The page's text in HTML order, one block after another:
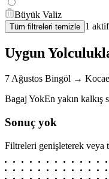
Büyük Valiz
Tüm filtreleri temizle 1 aktif
Uygun
7 Ağustos Bingöl →
Bagaj YokEn yakın kalkış
Sonuç yok
Filtreleri genişleterek veya